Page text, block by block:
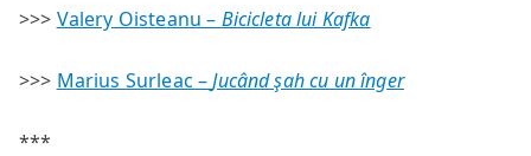
>>> Valery Oisteanu – Bicicleta lui Kafka
>>> Marius Surleac –Jucând şah cu un înger
***